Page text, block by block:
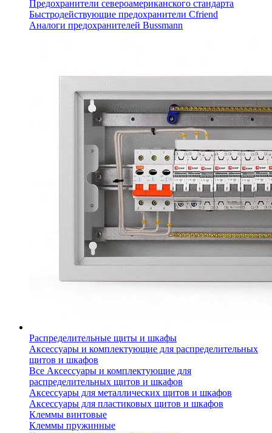
Предохранители североамериканского стандарта
Быстродействующие предохранители Cfriend
Аналоги предохранителей Bussmann
Распределительные щиты и шкафы
Аксессуары и комплектующие для распределительных
щитов и шкафов
Все Аксессуары и комплектующие для
распределительных щитов и шкафов
Аксессуары для металлических щитов и шкафов
Аксессуары для пластиковых щитов и шкафов
Клеммы винтовые
Клеммы пружинные